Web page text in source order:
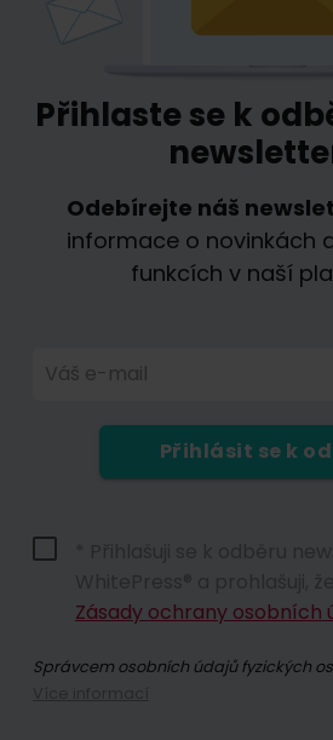
Přihlaste se k
Odebírejte náš
informace o novinkách
funkcích v naší
Váš e-mail
Přihlásit se k
Zásady ochrany osobních
Správcem osobních údajů fyzických